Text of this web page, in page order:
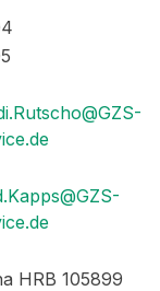
HRB 105899